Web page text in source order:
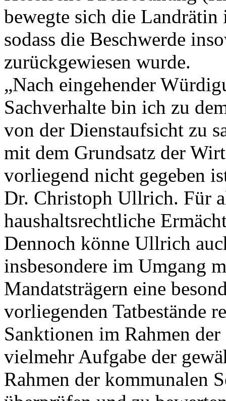
bewegte sich die
sodass die Beschwerde
zurückgewiesen wurde.
„Nach eingehender
Sachverhalte bin ich zu
von der Dienstaufsicht zu
mit dem Grundsatz der
vorliegend nicht gegeben
Dr. Christoph Ullrich. Für
haushaltsrechtliche
Dennoch könne Ullrich
insbesondere im Umgang
Mandatsträgern eine
vorliegenden Tatbestände
Sanktionen im Rahmen
vielmehr Aufgabe der
Rahmen der kommunalen